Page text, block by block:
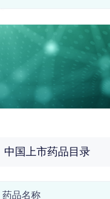
中国上市药品目录
药品名称